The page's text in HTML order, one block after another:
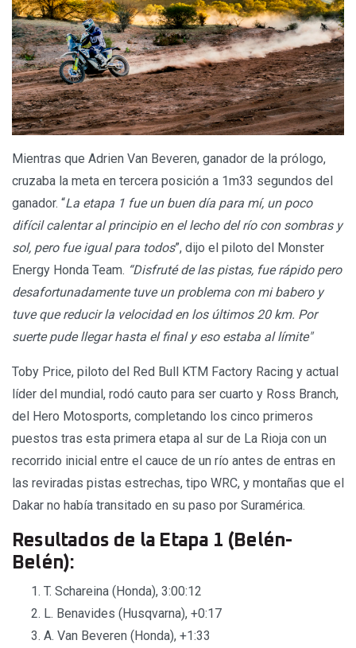
Mientras que Adrien Van Beveren, ganador de la prólogo,
cruzaba la meta en tercera posición a 1m33 segundos del
ganador. “La etapa 1 fue un buen día para mí, un poco
difícil calentar al principio en el lecho del río con sombras y
sol, pero fue igual para todos”, dijo el piloto del Monster
Energy Honda Team. “Disfruté de las pistas, fue rápido pero
desafortunadamente tuve un problema con mi babero y
tuve que reducir la velocidad en los últimos 20 km. Por
suerte pude llegar hasta el final y eso estaba al límite"
Toby Price, piloto del Red Bull KTM Factory Racing y actual
líder del mundial, rodó cauto para ser cuarto y Ross Branch,
del Hero Motosports, completando los cinco primeros
puestos tras esta primera etapa al sur de La Rioja con un
recorrido inicial entre el cauce de un río antes de entras en
las reviradas pistas estrechas, tipo WRC, y montañas que el
Dakar no había transitado en su paso por Suramérica.
Resultados de la Etapa 1 (Belén-
Belén):
T. Schareina (Honda), 3:00:12
L. Benavides (Husqvarna), +0:17
A. Van Beveren (Honda), +1:33